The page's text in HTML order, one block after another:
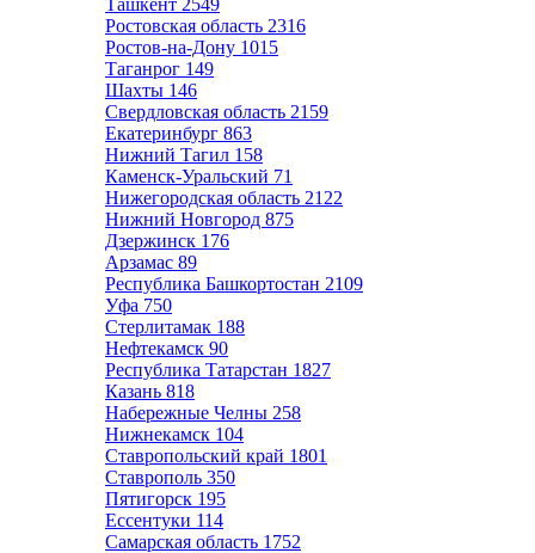
Ташкент 2549
Ростовская область 2316
Ростов-на-Дону 1015
Таганрог 149
Шахты 146
Свердловская область 2159
Екатеринбург 863
Нижний Тагил 158
Каменск-Уральский 71
Нижегородская область 2122
Нижний Новгород 875
Дзержинск 176
Арзамас 89
Республика Башкортостан 2109
Уфа 750
Стерлитамак 188
Нефтекамск 90
Республика Татарстан 1827
Казань 818
Набережные Челны 258
Нижнекамск 104
Ставропольский край 1801
Ставрополь 350
Пятигорск 195
Ессентуки 114
Самарская область 1752